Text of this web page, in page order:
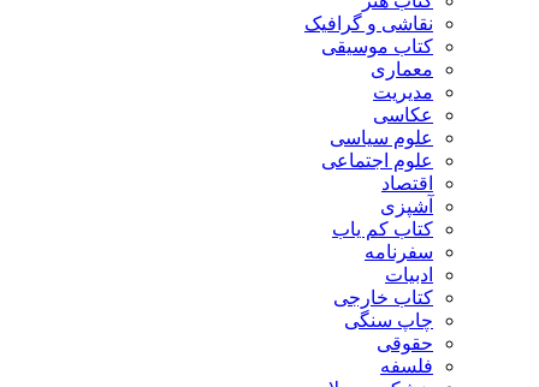
نقاشی و گرافیک
کتاب موسیقی
معماری
مدیریت
عکاسی
علوم سیاسی
علوم اجتماعی
اقتصاد
آشپزی
کتاب کم یاب
سفرنامه
ادبیات
کتاب خارجی
چاپ سنگی
حقوقی
فلسفه